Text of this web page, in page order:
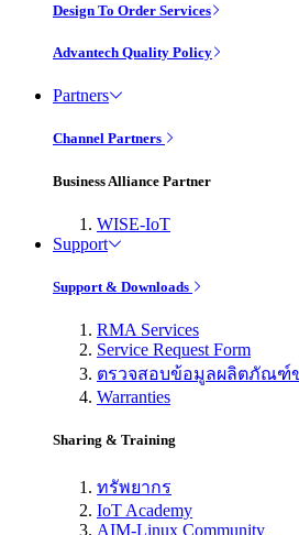
Design To Order Services
Advantech Quality Policy
Partners
Channel Partners
Business Alliance Partner
WISE-IoT
Support
Support & Downloads
RMA Services
Service Request Form
ตรวจสอบข้อมูลผลิตภัณฑ์
Warranties
Sharing & Training
ทรัพยากร
IoT Academy
AIM-Linux Community